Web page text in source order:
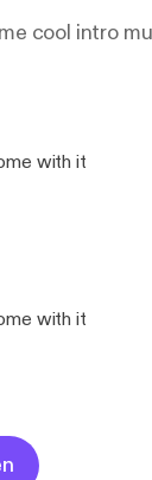
cool intro
with it
with it